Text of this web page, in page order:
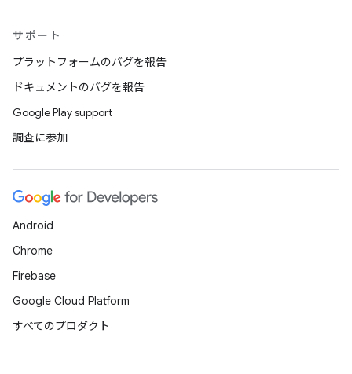
サポート
プラットフォームのバグを報告
ドキュメントのバグを報告
Google Play support
調査に参加
Android
Chrome
Firebase
Google Cloud Platform
すべてのプロダクト